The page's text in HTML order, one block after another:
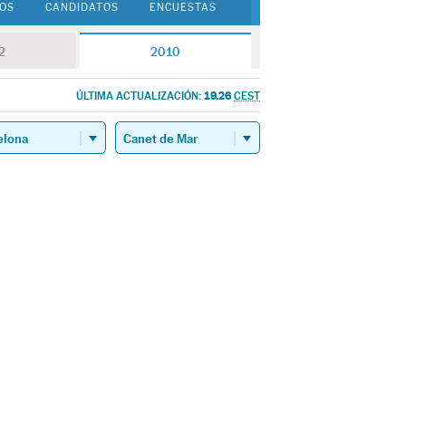
CANDIDATOS ENCUESTAS
2010
ÚLTIMA ACTUALIZACIÓN: 19.26 CEST